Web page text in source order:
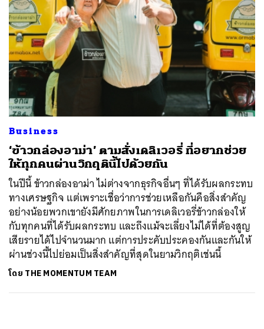
Business
‘ข้าวกล่องอาม่า’ ตามสั่งเดลิเวอรี่ ที่อยากช่วย
ให้ทุกคนผ่านวิกฤตินี้ไปด้วยกัน
ในปีนี้ ข้าวกล่องอาม่า ไม่ต่างจากธุรกิจอื่นๆ ที่ได้รับผลกระทบ
ทางเศรษฐกิจ แต่เพราะเชื่อว่าการช่วยเหลือกันคือสิ่งสำคัญ
อย่างน้อยพวกเขายังมีศักยภาพในการเดลิเวอรี่ข้าวกล่องให้
กับทุกคนที่ได้รับผลกระทบ และถึงแม้จะเลี่ยงไม่ได้ที่ต้องสูญ
เสียรายได้ไปจำนวนมาก แต่การประคับประคองกันและกันให้
ผ่านช่วงนี้ไปย่อมเป็นสิ่งสำคัญที่สุดในยามวิกฤติเช่นนี้
โดย THE MOMENTUM TEAM
ค้นหา